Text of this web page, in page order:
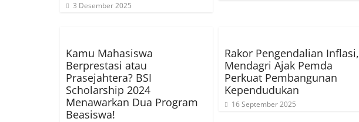
3 Desember 2025
Kamu Mahasiswa
Berprestasi atau
Prasejahtera? BSI
Scholarship 2024
Menawarkan Dua Program
Beasiswa!
Rakor Pengendalian Inflasi,
Mendagri Ajak Pemda
Perkuat Pembangunan
Kependudukan
16 September 2025